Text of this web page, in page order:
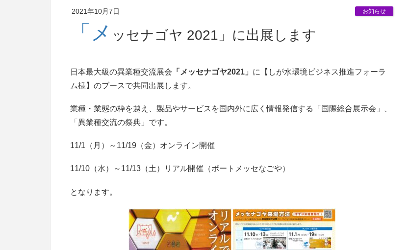
2021年10月7日 お知らせ
「メ ッセナゴヤ 2021」に出展します
日本最大級の異業種交流展会 「メッセナゴヤ2021」 に【しが水環境ビジネス推進フォーラ
ム様】のブースで共同出展します。
業種・業態の枠を越え、製品やサービスを国内外に広く情報発信する「国際総合展示会」、
「異業種交流の祭典」です。
11/1（月）～11/19（金）オンライン開催
11/10（水）～11/13（土）リアル開催（ポートメッセなごや）
となります。